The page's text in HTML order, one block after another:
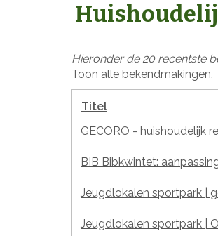
Hieronder de 20 recentste
Toon alle bekendmakingen.
Titel
GECORO - huishoudelijk
BIB Bibkwintet:
Jeugdlokalen sportpark |
Jeugdlokalen sportpark |